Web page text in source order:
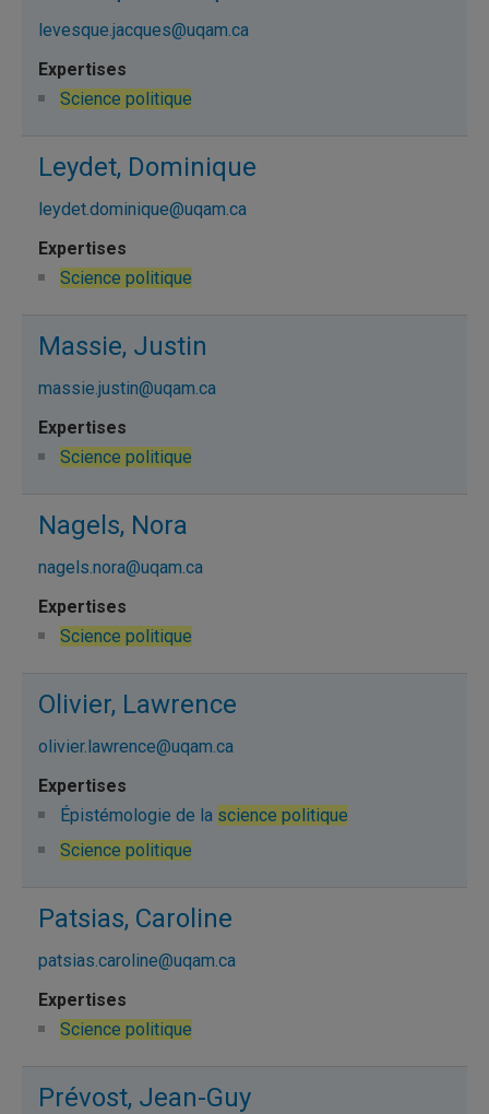
levesque.jacques@uqam.ca
Science politique
Leydet, Dominique
leydet.dominique@uqam.ca
Science politique
Massie, Justin
massie.justin@uqam.ca
Science politique
Nagels, Nora
nagels.nora@uqam.ca
Science politique
Olivier, Lawrence
olivier.lawrence@uqam.ca
Épistémologie de la science politique
Science politique
Patsias, Caroline
patsias.caroline@uqam.ca
Science politique
Prévost, Jean-Guy